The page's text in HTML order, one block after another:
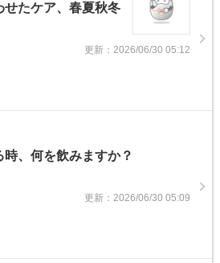
せたケア、春夏秋冬
更新：2026/06/30 05:12
、何を飲みますか？
更新：2026/06/30 05:09